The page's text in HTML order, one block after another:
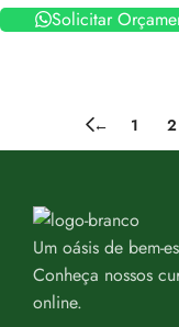
Solicitar
← 1 2
Um oásis de bem-
Conheça nossos
online.